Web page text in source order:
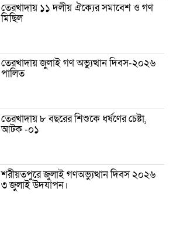
তেরখাদায় ১১ দলীয় ঐক্যের সমাবেশ ও গণ
মিছিল
তেরখাদায় জুলাই গণ অভ্যুত্থান দিবস-২০২৬
পালিত
তেরখাদায় ৮ বছরের শিশুকে ধর্ষণের চেষ্টা,
আটক -০১
শরীয়তপুরে জুলাই গণঅভ্যুত্থান দিবস ২০২৬
৩ জুলাই উদযাপন।